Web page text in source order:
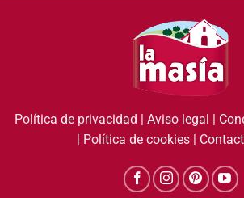
Política de privacidad | Aviso legal |
| Política de cookies|